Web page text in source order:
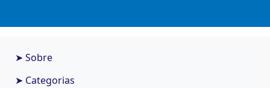
➤ Sobre
➤ Categorias